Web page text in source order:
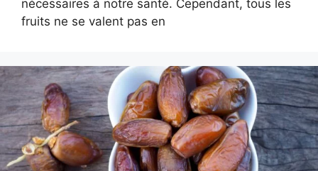
nécessaires à notre santé. Cependant, tous les
fruits ne se valent pas en